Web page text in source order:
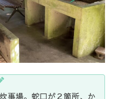
事場。蛇口が２箇所、か